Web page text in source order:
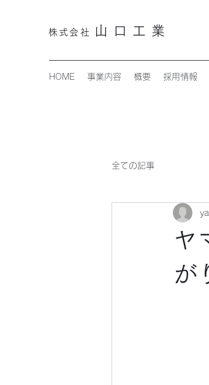
株式会 社 山口工業
HOME 事業内容 概要 採用情報
全ての記事
ヤ
が